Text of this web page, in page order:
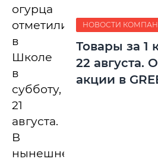
огурца
отметили
в
Школе
в
субботу,
21
августа.
В
нынешнем
НОВОСТИ
Товары за 1
22 августа.
акции в